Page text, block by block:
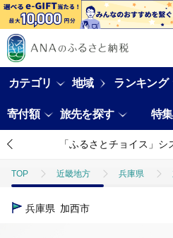
カテゴリ 地域 ランキング
寄付額 旅先を探す 特集
「ふるさとチョイス」
TOP 近畿地方 兵庫県
TOP
兵庫県 加西市